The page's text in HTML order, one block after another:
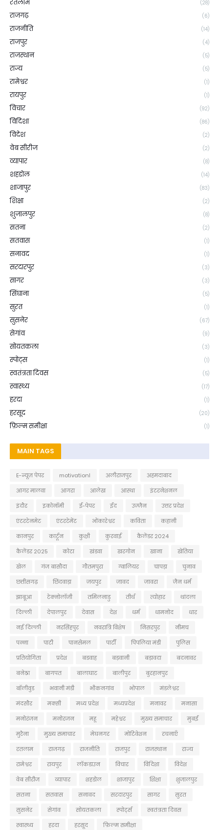
रतलाम (28)
राजगढ़ (6)
राजनीति (14)
राजपुर (4)
राजस्थान (5)
राज्य (5)
रामेश्वर (1)
रायपुर (1)
विचार (92)
विदिशा (86)
विदेश (2)
वेब सीरीज (2)
व्यापार (8)
शहडोल (14)
शाजापुर (83)
शिक्षा (2)
शुजालपुर (8)
सतना (2)
सतवास (1)
सनावद (1)
सरदारपुर (3)
सागर (3)
सिंघाना (5)
सुरत (1)
सुसनेर (67)
सेगांव (9)
सोयतकला (3)
स्पोट्स (1)
स्वतंत्रता दिवस (5)
स्वास्थ्य (17)
हरदा (1)
हरसूद (20)
फ़िल्म समीक्षा (1)
MAIN TAGS
E-न्यूज़ पेपर motivationl अलीराजपुर
अहमदाबाद
आगर मालवा
आगरा आलेख आस्था
इंटरनेशनल
इंदौर
इकोनॉमी ई-पेपर ईद उज्जैन
उत्तर प्रदेश
एंटरटेनमेट
एंटरटेमेंट ओंकारेश्वर कविता
कहानी
कानपुर
कार्टून कुक्षी कुरवाई
कैलेंडर 2024
कैलेंडर 2025
कोटा खंडवा खरगोन खाना
खेतिया
खेल
गंज बासौदा गौतमपुरा ग्वालियर चापड़ा
चुनाव
छत्तीसगढ़
छिंदवाड़ा जयपुर जावद जावरा
जैन धर्म
झाबूआ
टेक्नोलॉजी तमिलनाडु तीर्थ त्योहार
थांदला
दिल्ली
देपालपुर देवास देश धर्म धामनोद
धार
नई दिल्ली
नरसिंहपुर नवरात्रि विशेष निसरपुर
नीमच
पन्ना
पाटी पानसेमल पार्टी पिपलिया मंडी
पुलिस
प्रतियोगिता
प्रदेश बडवाह बड़वानी बड़ावदा
बदनावर
बनेठा
बागपत बालाघाट बालीपुर
बुरहानपुर
बॉलीवुड
भवानी मंडी भीकनगांव भोपाल
मंडलेश्वर
मंदसौर
मक्सी मध्य प्रदेश मध्यप्रदेश मनावर
मनासा
मनोरंजन
मनोरजन महू महेश्वर मुख्य समाचार
मुबई
मुरैना
मु्ख्य समाचार मेघनगर मोटिवेशन
रचनाएँ
रतलाम
राजगढ़ राजनीति राजपुर राजस्थान
राज्य
रामेश्वर
रायपुर लॉकडाउन विचार विदिशा
विदेश
वेब सीरीज
व्यापार शहडोल शाजापुर शिक्षा
शुजालपुर
सतना
सतवास सनावद सरदारपुर सागर
सुरत
सुसनेर
सेगांव सोयतकला स्पोर्ट्स
स्वतंत्रता दिवस
स्वास्थ्य
हरदा हरसूद फ़िल्म समीक्षा